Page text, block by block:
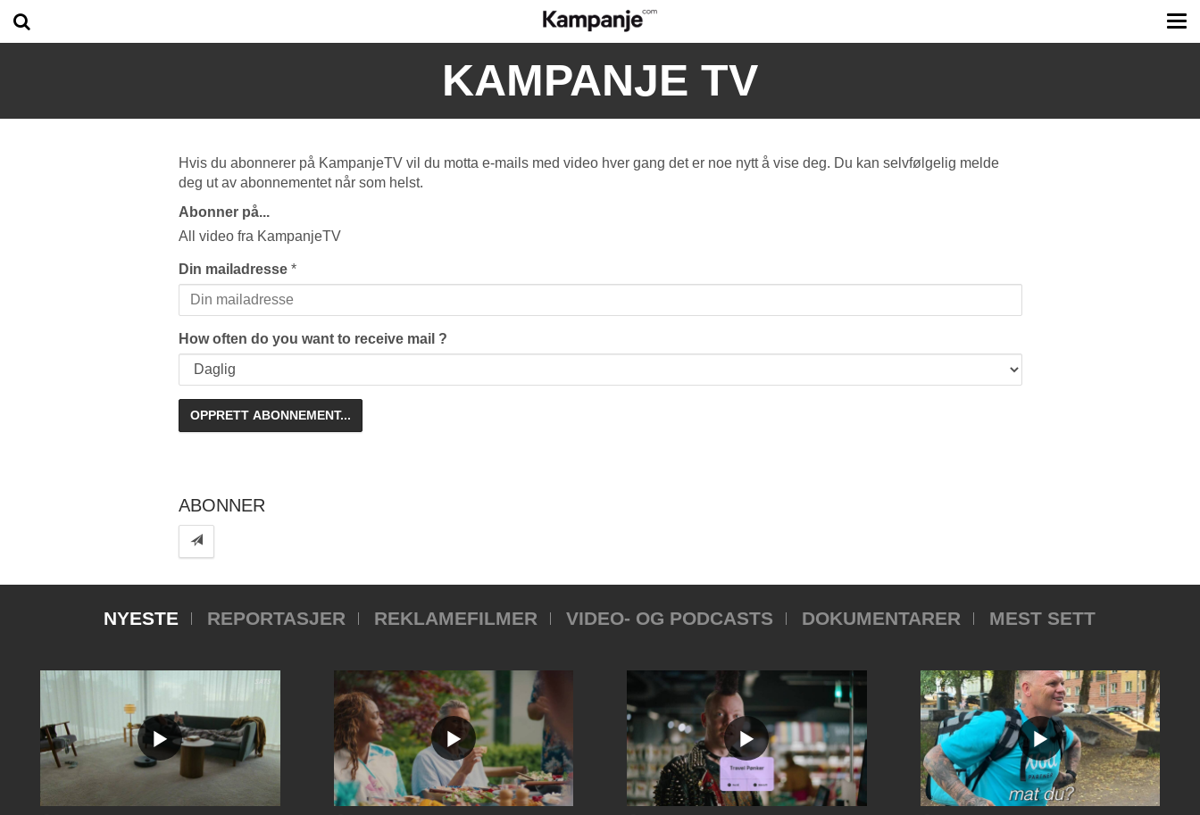
KAMPANJE TV
Hvis du abonnerer på KampanjeTV vil du motta e-mails med video hver gang det er noe nytt å vise deg. Du kan selvfølgelig melde
deg ut av abonnementet når som helst.
Abonner på...
All video fra KampanjeTV
Din mailadresse *
How often do you want to receive mail ?
ABONNER
NYESTE REPORTASJER REKLAMEFILMER VIDEO- OG PODCASTS DOKUMENTARER MEST SETT